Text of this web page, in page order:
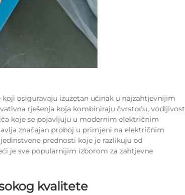
osiguravaju izuzetan učinak u najzahtjevnijim
rješenja koja kombiniraju čvrstoću, vodljivost
koje se pojavljuju u modernim električnim
značajan proboj u primjeni na električnim
prednosti koje je razlikuju od
je sve popularnijim izborom za zahtjevne
kvalitete